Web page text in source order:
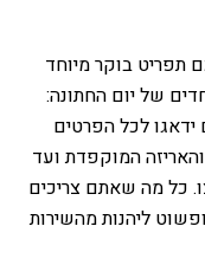
תפריט בוקר מיוחד
של יום החתונה:
ידאגו לכל הפרטים
המוקפדת ועד
כל מה שאתם צריכים
ליהנות מהשירות